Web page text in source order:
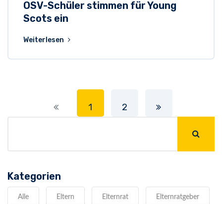
OSV-Schüler stimmen für Young
Scots ein
Weiterlesen
1 2
Kategorien
Alle Eltern Elternrat Elternratgeber